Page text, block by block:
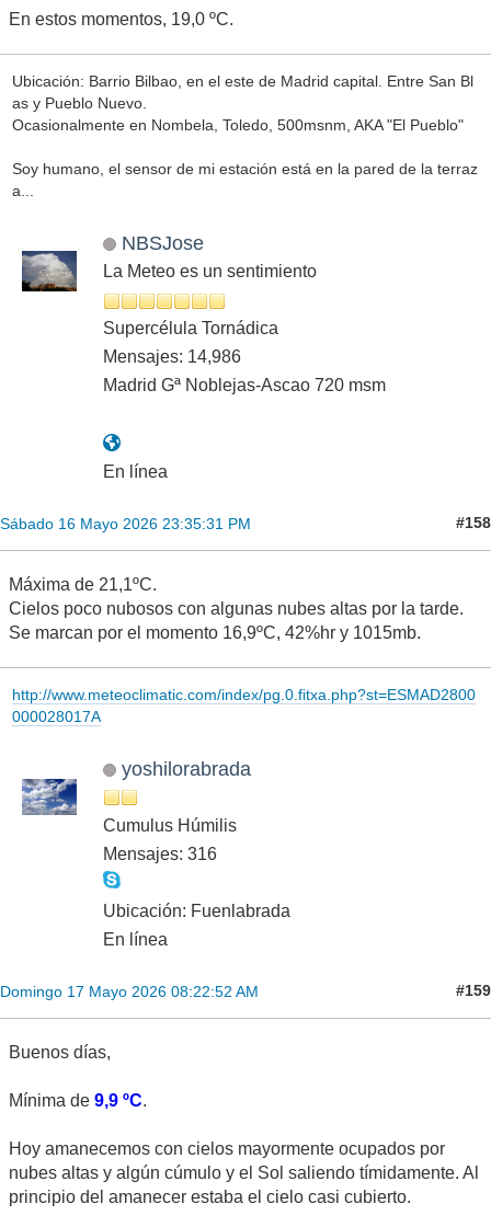
En estos momentos, 19,0 ºC.
Ubicación: Barrio Bilbao, en el este de Madrid capital. Entre San Bl
as y Pueblo Nuevo.
Ocasionalmente en Nombela, Toledo, 500msnm, AKA "El Pueblo"
Soy humano, el sensor de mi estación está en la pared de la terraz
a...
NBSJose
La Meteo es un sentimiento
Supercélula Tornádica
Mensajes: 14,986
Madrid Gª Noblejas-Ascao 720 msm
En línea
Sábado 16 Mayo 2026 23:35:31 PM #158
Máxima de 21,1ºC.
Cielos poco nubosos con algunas nubes altas por la tarde.
Se marcan por el momento 16,9ºC, 42%hr y 1015mb.
http://www.meteoclimatic.com/index/pg.0.fitxa.php?st=ESMAD2800
000028017A
yoshilorabrada
Cumulus Húmilis
Mensajes: 316
Ubicación: Fuenlabrada
En línea
Domingo 17 Mayo 2026 08:22:52 AM #159
Buenos días,
Mínima de 9,9 ºC.
Hoy amanecemos con cielos mayormente ocupados por
nubes altas y algún cúmulo y el Sol saliendo tímidamente. Al
principio del amanecer estaba el cielo casi cubierto.